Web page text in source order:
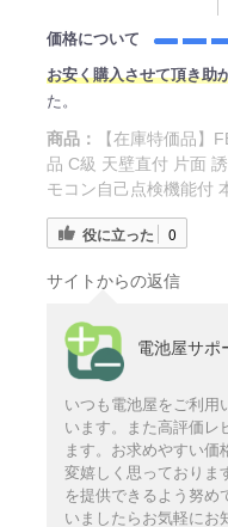
価格について
お安く購入させて頂き助
た。
商品：
【在庫特価品】
品 C級 天壁直付 片面
モコン自己点検機能付
役に立った 0
サイトからの返信
電池屋サポ
いつも電池屋をご利用
います。また高評価レ
ます。お求めやすい価
変嬉しく思っておりま
を提供できるよう努め
いましたらお気軽にお